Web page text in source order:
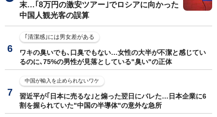
末…｢8万円の激安ツアー｣でロシアに向かった
中国人観光客の誤算
｢清潔感｣には男女差がある
ワキの臭いでも､口臭でもない…女性の大半が不潔と感じてい
るのに､75%の男性が見落としている"臭い"の正体
中国が輸入を止められないワケ
習近平が｢日本に売るな｣と煽った翌日にバレた…日本企業に6
割を握られていた"中国の半導体"の意外な急所